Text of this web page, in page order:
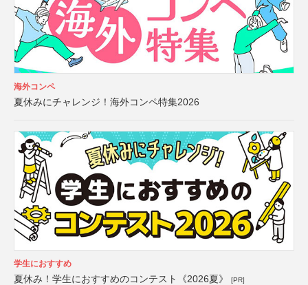
海外コンペ
夏休みにチャレンジ！海外コンペ特集2026
学生におすすめ
夏休み！学生におすすめのコンテスト《2026夏》 [PR]